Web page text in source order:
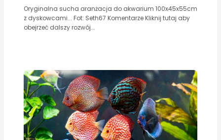
Oryginalna sucha aranżacja do akwarium 100x45x55cm
z dyskowcami... Fot: Seth67 Komentarze Kliknij tutaj aby
obejrzeć dalszy rozwój...